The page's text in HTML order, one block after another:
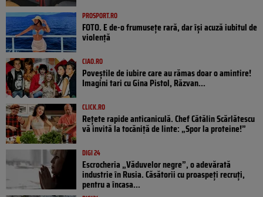
PROSPORT.RO
FOTO. E de-o frumusețe rară, dar își acuză iubitul de
violență
CIAO.RO
Poveştile de iubire care au rămas doar o amintire!
Imagini tari cu Gina Pistol, Răzvan...
CLICK.RO
Rețete rapide anticaniculă. Chef Cătălin Scărlătescu
vă invită la tocăniță de linte: „Spor la proteine!”
DIGI 24
Escrocheria „Văduvelor negre”, o adevărată
industrie în Rusia. Căsătorii cu proaspeți recruți,
pentru a încasa...